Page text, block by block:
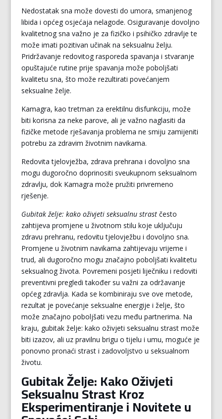
Nedostatak sna može dovesti do umora, smanjenog
libida i općeg osjećaja nelagode. Osiguravanje dovoljno
kvalitetnog sna važno je za fizičko i psihičko zdravlje te
može imati pozitivan učinak na seksualnu želju.
Pridržavanje redovitog rasporeda spavanja i stvaranje
opuštajuće rutine prije spavanja može poboljšati
kvalitetu sna, što može rezultirati povećanjem
seksualne želje.
Kamagra, kao tretman za erektilnu disfunkciju, može
biti korisna za neke parove, ali je važno naglasiti da
fizičke metode rješavanja problema ne smiju zamijeniti
potrebu za zdravim životnim navikama.
Redovita tjelovježba, zdrava prehrana i dovoljno sna
mogu dugoročno doprinositi sveukupnom seksualnom
zdravlju, dok Kamagra može pružiti privremeno
rješenje.
Gubitak želje: kako oživjeti seksualnu strastčesto
zahtijeva promjene u životnom stilu koje uključuju
zdravu prehranu, redovitu tjelovježbu i dovoljno sna.
Promjene u životnim navikama zahtijevaju vrijeme i
trud, ali dugoročno mogu značajno poboljšati kvalitetu
seksualnog života. Povremeni posjeti liječniku i redoviti
preventivni pregledi također su važni za održavanje
općeg zdravlja. Kada se kombiniraju sve ove metode,
rezultat je povećanje seksualne energije i želje, što
može značajno poboljšati vezu među partnerima. Na
kraju, gubitak želje: kako oživjeti seksualnu strast može
biti izazov, ali uz pravilnu brigu o tijelu i umu, moguće je
ponovno pronaći strast i zadovoljstvo u seksualnom
životu.
Gubitak Želje: Kako Oživjeti
Seksualnu Strast Kroz
Eksperimentiranje i Novitete u